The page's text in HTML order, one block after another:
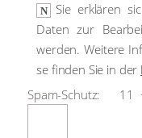
Sie erklä­ren
Daten zur
wer­den. Wei­te­re
se fin­den Sie in der
11